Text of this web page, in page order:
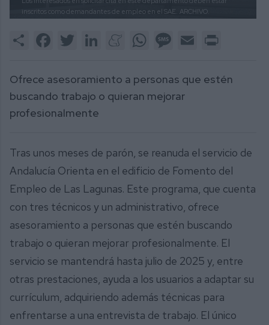
inscritos como demandantes de empleo en el SAE. ARCHIVO.
Share FacebookTwitter LinkedInMeneameWhatsAppMessage
Email
Ofrece asesoramiento a personas que estén
buscando trabajo o quieran mejorar
profesionalmente
Tras unos meses de parón, se reanuda el servicio de
Andalucía Orienta en el edificio de Fomento del
Empleo de Las Lagunas. Este programa, que cuenta
con tres técnicos y un administrativo, ofrece
asesoramiento a personas que estén buscando
trabajo o quieran mejorar profesionalmente. El
servicio se mantendrá hasta julio de 2025 y, entre
otras prestaciones, ayuda a los usuarios a adaptar su
currículum, adquiriendo además técnicas para
enfrentarse a una entrevista de trabajo. El único